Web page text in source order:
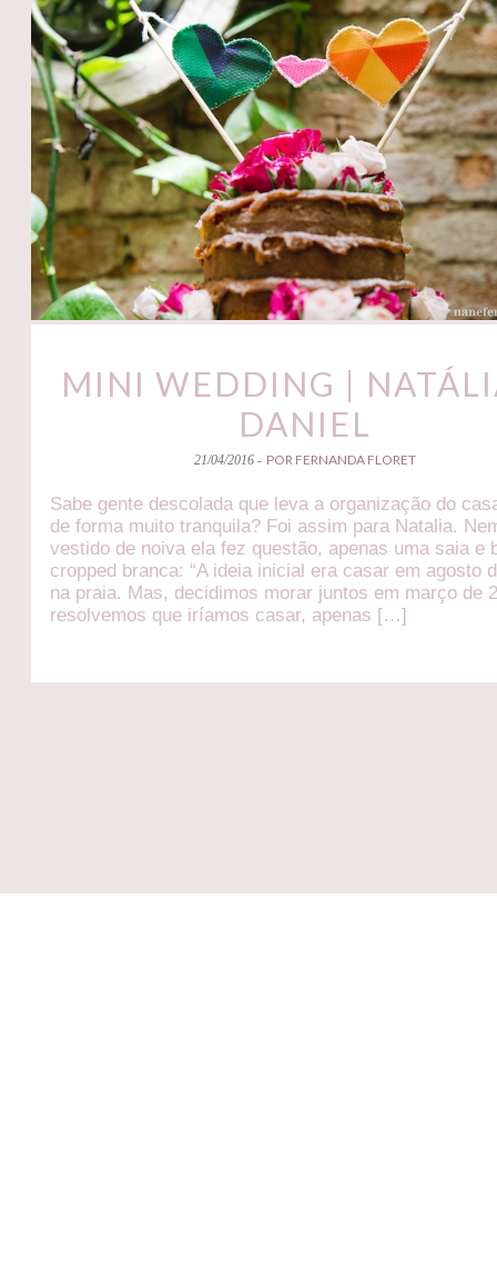
MINI WEDDING |
DANIEL
21/04/2016 - POR FERNANDA FLORET
Sabe gente descolada que leva a organização do
de forma muito tranquila? Foi assim para Natalia.
vestido de noiva ela fez questão, apenas uma saia e
cropped branca: “A ideia inicial era casar em agosto
na praia. Mas, decidimos morar juntos em março de
resolvemos que iríamos casar, apenas […]